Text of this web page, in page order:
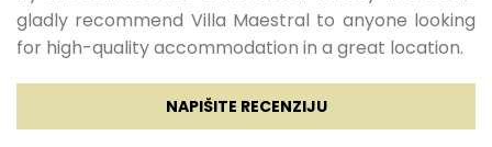
gladly recommend Villa Maestral to anyone looking
for high-quality accommodation in a great location.
NAPIŠITE RECENZIJU